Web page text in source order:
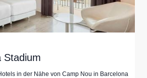
Stadium
in der Nähe von Camp Nou in Barcelona